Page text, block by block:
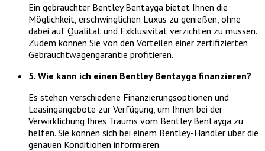
Ein gebrauchter Bentley Bentayga bietet Ihnen die
Möglichkeit, erschwinglichen Luxus zu genießen, ohne
dabei auf Qualität und Exklusivität verzichten zu müssen.
Zudem können Sie von den Vorteilen einer zertifizierten
Gebrauchtwagengarantie profitieren.
5. Wie kann ich einen Bentley Bentayga finanzieren?
Es stehen verschiedene Finanzierungsoptionen und
Leasingangebote zur Verfügung, um Ihnen bei der
Verwirklichung Ihres Traums vom Bentley Bentayga zu
helfen. Sie können sich bei einem Bentley-Händler über die
genauen Konditionen informieren.